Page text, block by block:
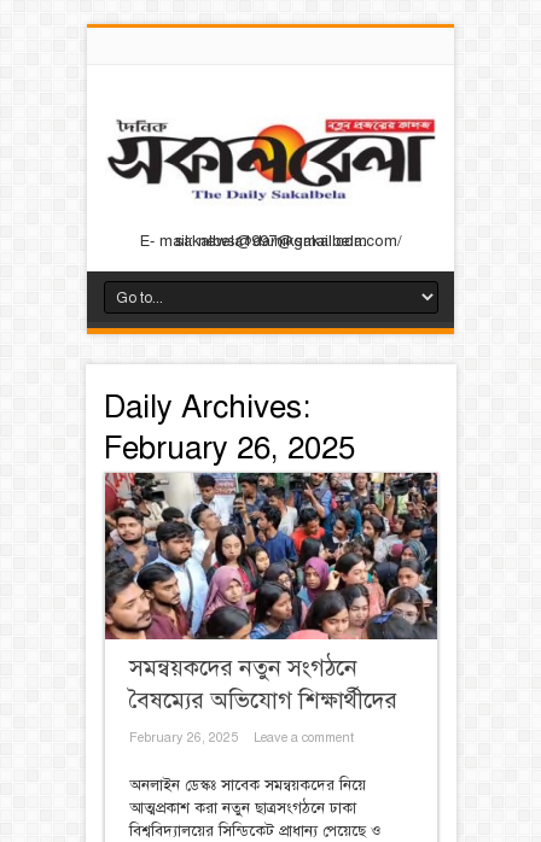
E- mail: news@dainiksakalbela.com/ sakalbela1997@gmail.com
Daily Archives:
February 26, 2025
সমন্বয়কদের নতুন সংগঠনে
বৈষম্যের অভিযোগ শিক্ষার্থীদের
February 26, 2025 Leave a comment
অনলাইন ডেস্কঃ সাবেক সমন্বয়কদের নিয়ে
আত্মপ্রকাশ করা নতুন ছাত্রসংগঠনে ঢাকা
বিশ্ববিদ্যালয়ের সিন্ডিকেট প্রাধান্য পেয়েছে ও